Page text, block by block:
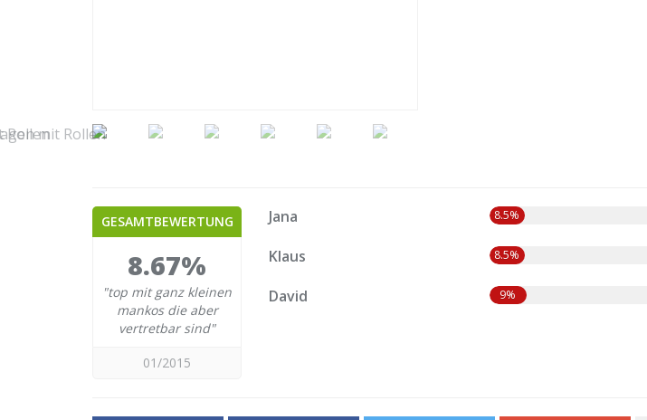
GESAMTBEWERTUNG
8.67%
"top mit ganz kleinen
mankos die aber
vertretbar sind"
01/2015
Jana 8.5%
Klaus 8.5%
David 9%